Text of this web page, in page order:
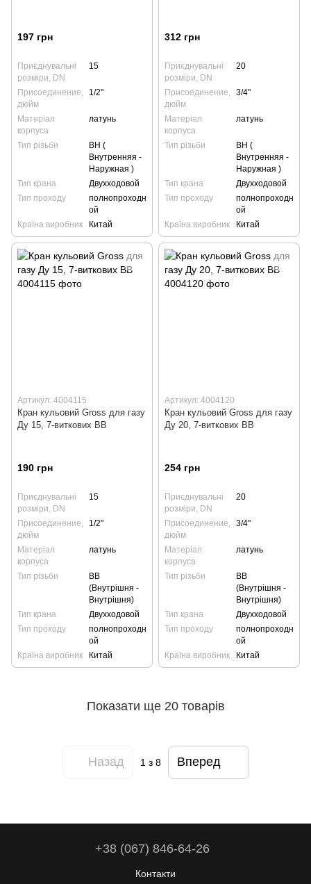
197 грн
Приєднувальні
розміри, DN
15
Присоединение,
дюйм
1/2"
Матеріал
корпуса
латунь
Тип різьби
ВН (
Внутренняя -
Наружная )
Тип крана
Двухходовой
Тип проходу
полнопроходн
ой
Країна виробник
Китай
312 грн
Приєднувальні
розміри, DN
20
Присоединение,
дюйм
3/4"
Матеріал
корпуса
латунь
Тип різьби
ВН (
Внутренняя -
Наружная )
Тип крана
Двухходовой
Тип проходу
полнопроходн
ой
Країна виробник
Китай
Артикул: 4004115
Кран кульовий Gross для газу
Ду 15, 7-виткових ВВ
190 грн
Приєднувальні
розміри, DN
15
Присоединение,
дюйм
1/2"
Матеріал
корпуса
латунь
Тип різьби
ВВ
(Внутрішня -
Внутрішня)
Тип крана
Двухходовой
Тип проходу
полнопроходн
ой
Країна виробник
Китай
Артикул: 4004120
Кран кульовий Gross для газу
Ду 20, 7-виткових ВВ
254 грн
Приєднувальні
розміри, DN
20
Присоединение,
дюйм
3/4"
Матеріал
корпуса
латунь
Тип різьби
ВВ
(Внутрішня -
Внутрішня)
Тип крана
Двухходовой
Тип проходу
полнопроходн
ой
Країна виробник
Китай
Показати ще 20 товарів
Назад 1 з 8 Вперед
+38 (067) 846-64-26
Контакти